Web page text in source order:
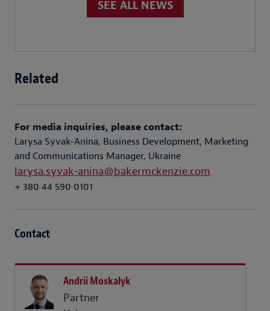
SEE ALL NEWS
Related
For media inquiries, please contact:
Larysa Syvak-Anina, Business Development, Marketing
and Communications Manager, Ukraine
larysa.syvak-anina@bakermckenzie.com
+ 380 44 590 0101
Contact
Andrii Moskalyk
Partner